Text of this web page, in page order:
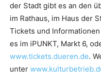
der Stadt gibt es an den
im Rathaus, im Haus der
Tickets und
es im iPUNKT, Markt 6,
www.tickets.dueren.de.
unter